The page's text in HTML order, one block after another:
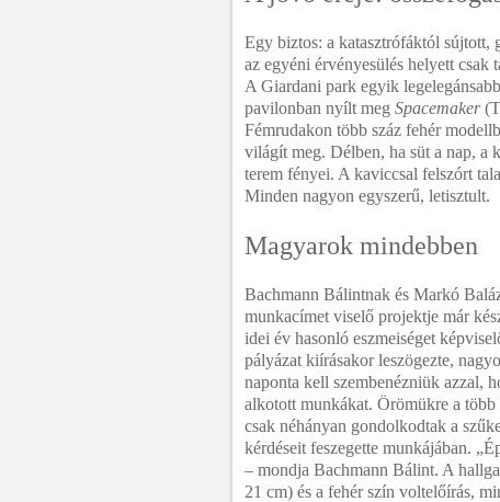
Egy biztos: a katasztrófáktól sújtott,
az egyéni érvényesülés helyett csak
A Giardani park egyik
pavilonban nyílt meg Spacemaker
Fémrudakon több száz fehér
világít meg. Délben, ha süt a nap, a
terem fényei. A kaviccsal felszórt
Minden nagyon egyszerű, letisztult.
Magyarok mindebben
Bachmann Bálintnak és Markó
munkacímet viselő projektje már
idei év hasonló eszmeiséget
pályázat kiírásakor leszögezte,
naponta kell szembenézniük azzal,
alkotott munkákat. Örömükre a
csak néhányan gondolkodtak a
kérdéseit feszegette munkájában.
– mondja Bachmann Bálint. A
21 cm) és a fehér szín voltelőírás,